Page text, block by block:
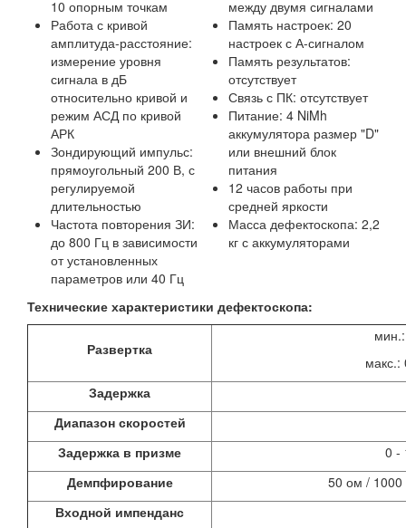
10 опорным точкам
Работа с кривой
амплитуда-расстояние:
измерение уровня
сигнала в дБ
относительно кривой и
режим АСД по кривой
АРК
Зондирующий импульс:
прямоугольный 200 В, с
регулируемой
длительностью
Частота повторения ЗИ:
до 800 Гц в зависимости
от установленных
параметров или 40 Гц
между двумя сигналами
Память настроек: 20
настроек с А-сигналом
Память результатов:
отсутствует
Связь с ПК: отсутствует
Питание: 4 NiMh
аккумулятора размер "D"
или внешний блок
питания
12 часов работы при
средней яркости
Масса дефектоскопа: 2,2
кг с аккумуляторами
Технические характеристики дефектоскопа:
Развертка
макс.:
Задержка
Диапазон скоростей
Задержка в призме
0 -
Демпфирование
50 ом /
Входной импенданс